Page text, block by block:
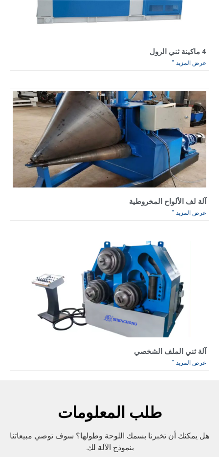
4 ماكينة ثني الرول
عرض المزيد "
آلة لف الألواح المخروطية
عرض المزيد "
آلة ثني الملف الشخصي
عرض المزيد "
طلب المعلومات
هل يمكنك أن تخبرنا بسمك اللوحة وطولها؟ سوف توصي مبيعاتنا
بنموذج الآلة لك.